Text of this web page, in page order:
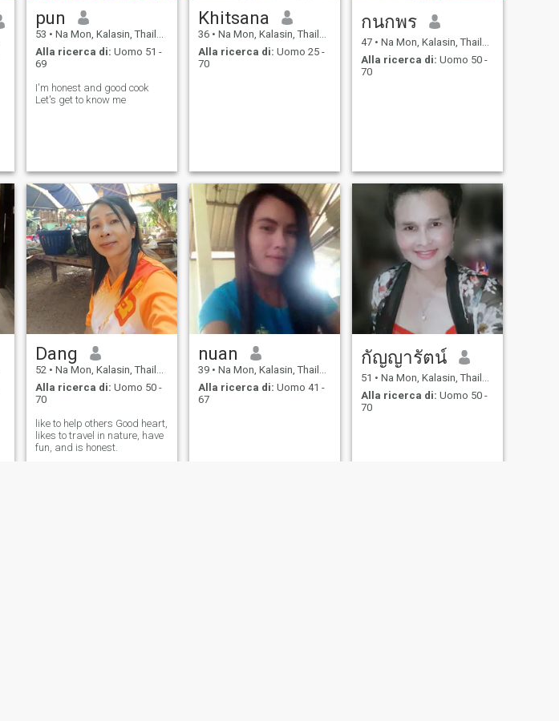
pun
53 • Na Mon, Kalasin, Thailandia
Alla ricerca di: Uomo 51 -
69
I'm honest and good cook
Let's get to know me
Khitsana
36 • Na Mon, Kalasin, Thailandia
Alla ricerca di: Uomo 25 -
70
กนกพร
47 • Na Mon, Kalasin, Thailandia
Alla ricerca di: Uomo 50 -
70
Dang
52 • Na Mon, Kalasin, Thailandia
Alla ricerca di: Uomo 50 -
70
like to help others Good heart,
likes to travel in nature, have
fun, and is honest.
nuan
39 • Na Mon, Kalasin, Thailandia
Alla ricerca di: Uomo 41 -
67
กัญญารัตน์
51 • Na Mon, Kalasin, Thailandia
Alla ricerca di: Uomo 50 -
70